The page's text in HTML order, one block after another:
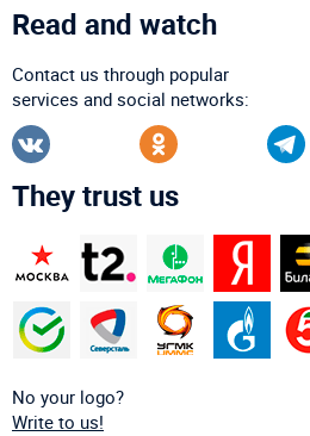
Read and watch
Contact us through popular
services and social networks:
They trust us
No your logo?
Write to us!